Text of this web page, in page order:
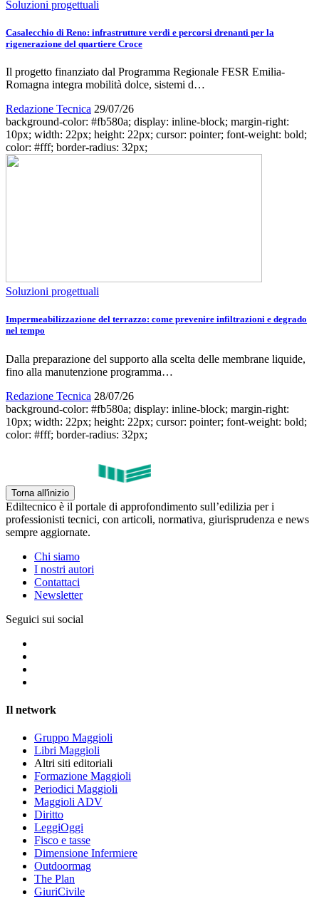
Soluzioni progettuali
Casalecchio di Reno: infrastrutture verdi e percorsi drenanti per la
rigenerazione del quartiere Croce
Il progetto finanziato dal Programma Regionale FESR Emilia-
Romagna integra mobilità dolce, sistemi d…
Redazione Tecnica 29/07/26
background-color: #fb580a; display: inline-block; margin-right:
10px; width: 22px; height: 22px; cursor: pointer; font-weight: bold;
color: #fff; border-radius: 32px;
Soluzioni progettuali
Impermeabilizzazione del terrazzo: come prevenire infiltrazioni e degrado
nel tempo
Dalla preparazione del supporto alla scelta delle membrane liquide,
fino alla manutenzione programma…
Redazione Tecnica 28/07/26
background-color: #fb580a; display: inline-block; margin-right:
10px; width: 22px; height: 22px; cursor: pointer; font-weight: bold;
color: #fff; border-radius: 32px;
Torna all'inizio
Ediltecnico è il portale di approfondimento sull’edilizia per i
professionisti tecnici, con articoli, normativa, giurisprudenza e news
sempre aggiornate.
Chi siamo
I nostri autori
Contattaci
Newsletter
Seguici sui social
Il network
Gruppo Maggioli
Libri Maggioli
Altri siti editoriali
Formazione Maggioli
Periodici Maggioli
Maggioli ADV
Diritto
LeggiOggi
Fisco e tasse
Dimensione Infermiere
Outdoormag
The Plan
GiuriCivile